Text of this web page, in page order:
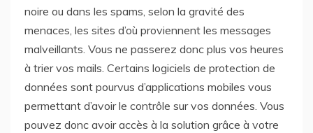
noire ou dans les spams, selon la gravité des
menaces, les sites d’où proviennent les messages
malveillants. Vous ne passerez donc plus vos heures
à trier vos mails. Certains logiciels de protection de
données sont pourvus d’applications mobiles vous
permettant d’avoir le contrôle sur vos données. Vous
pouvez donc avoir accès à la solution grâce à votre